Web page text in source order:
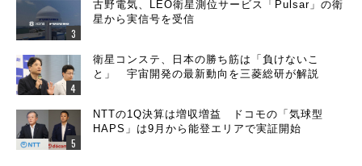
古野電気、LEO衛星測位サービス「Pulsar」の衛
星から実信号を受信
衛星コンステ、日本の勝ち筋は「負けないこ
と」 宇宙開発の最新動向を三菱総研が解説
NTTの1Q決算は増収増益 ドコモの「気球型
HAPS」は9月から能登エリアで実証開始